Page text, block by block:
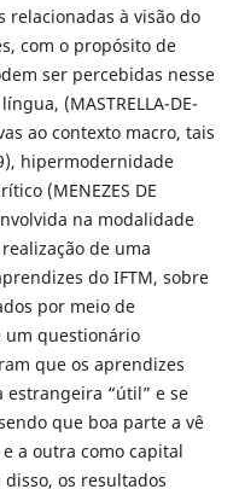
relacionadas à visão do
com o propósito de
ser percebidas nesse
(MASTRELLA-DE-
ao contexto macro, tais
hipermodernidade
(MENEZES DE
na modalidade
de uma
do IFTM, sobre
por meio de
um questionário
que os aprendizes
estrangeira “útil” e se
que boa parte a vê
a outra como capital
disso, os resultados